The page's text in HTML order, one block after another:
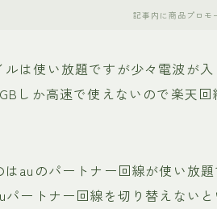
記事内に商品プロモ
ルは使い放題ですが少々電波が
しか高速で使えないので楽天
はauのパートナー回線が使い放
パートナー回線を切り替えないと